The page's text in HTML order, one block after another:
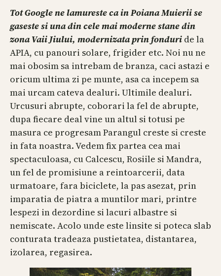
Tot Google ne lamureste ca in Poiana Muierii se
gaseste si una din cele mai moderne stane din
zona Vaii Jiului, modernizata prin fonduri de la
APIA, cu panouri solare, frigider etc. Noi nu ne
mai obosim sa intrebam de branza, caci astazi e
oricum ultima zi pe munte, asa ca incepem sa
mai urcam cateva dealuri. Ultimile dealuri.
Urcusuri abrupte, coborari la fel de abrupte,
dupa fiecare deal vine un altul si totusi pe
masura ce progresam Parangul creste si creste
in fata noastra. Vedem fix partea cea mai
spectaculoasa, cu Calcescu, Rosiile si Mandra,
un fel de promisiune a reintoarcerii, data
urmatoare, fara biciclete, la pas asezat, prin
imparatia de piatra a muntilor mari, printre
lespezi in dezordine si lacuri albastre si
nemiscate. Acolo unde este linsite si poteca slab
conturata tradeaza pustietatea, distantarea,
izolarea, regasirea.